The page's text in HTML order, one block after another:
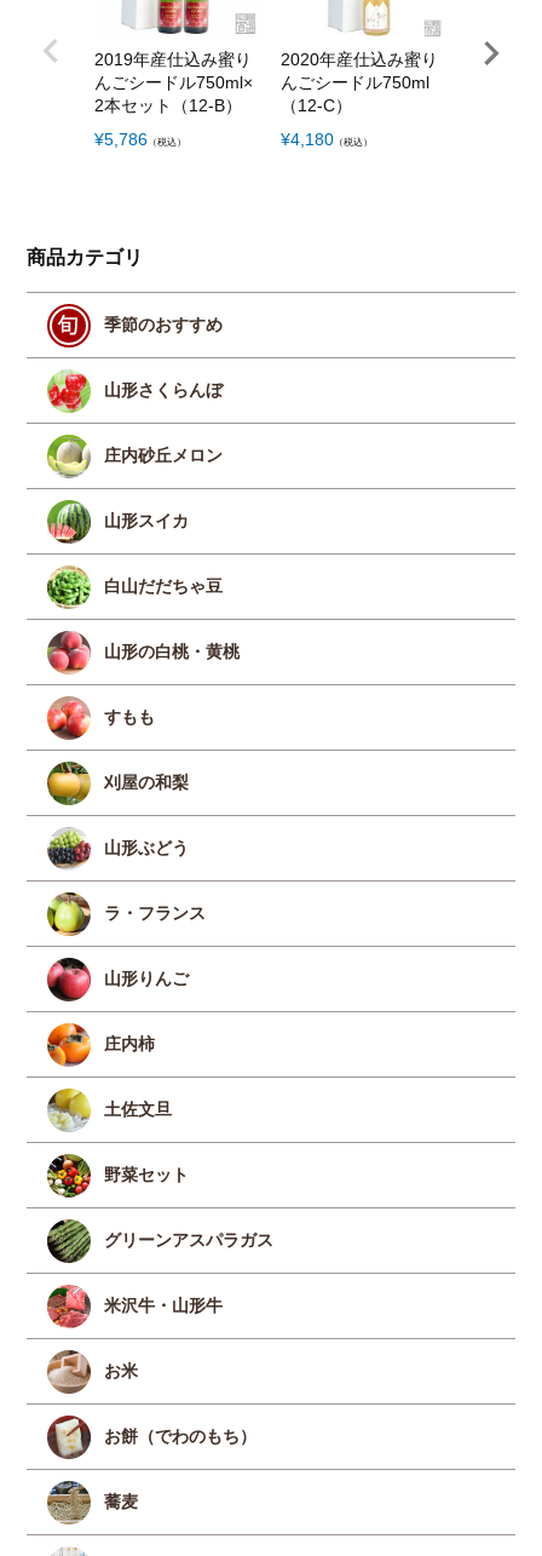
2019年産仕込み蜜り
んごシードル750ml×
2本セット（12-B）
¥5,786 （税込）
2020年産仕込み蜜り
んごシードル750ml
（12-C）
¥4,180 （税込）
2020年
商品カテゴリ
季節のおすすめ
山形さくらんぼ
庄内砂丘メロン
山形スイカ
白山だだちゃ豆
山形の白桃・黄桃
すもも
刈屋の和梨
山形ぶどう
ラ・フランス
山形りんご
庄内柿
土佐文旦
野菜セット
グリーンアスパラガス
米沢牛・山形牛
お米
お餅（でわのもち）
蕎麦